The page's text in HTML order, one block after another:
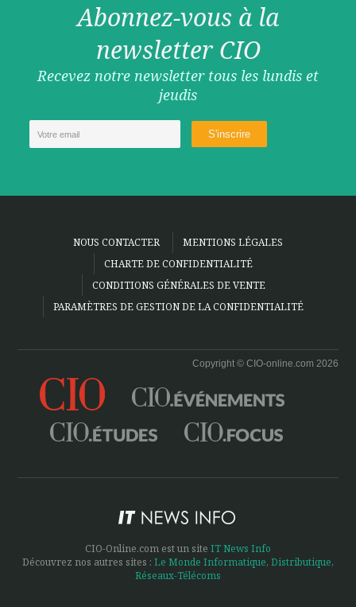
Abonnez-vous à la
newsletter CIO
Recevez notre newsletter tous les lundis et
jeudis
NOUS CONTACTER
MENTIONS LÉGALES
CHARTE DE CONFIDENTIALITÉ
CONDITIONS GÉNÉRALES DE VENTE
PARAMÈTRES DE GESTION DE LA CONFIDENTIALITÉ
Copyright © CIO-online.com 2026
CIO-Online.com est un site IT News Info
Découvrez nos autres sites : Le Monde Informatique, Distributique,
Réseaux-Télécoms